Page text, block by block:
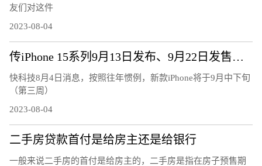
友们对这件
2023-08-04
传iPhone 15系列9月13日发布、9月22日发售：7大升级、或售5999元起
快科技8月4日消息，按照往年惯例，新款iPhone将于9月中下旬
（第三周）
2023-08-04
二手房贷款首付是给房主还是给银行
一般来说二手房的首付是给房主的，二手房是指在房子预售期